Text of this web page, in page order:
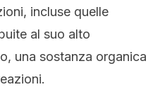
incluse quelle
al suo alto
una sostanza organica